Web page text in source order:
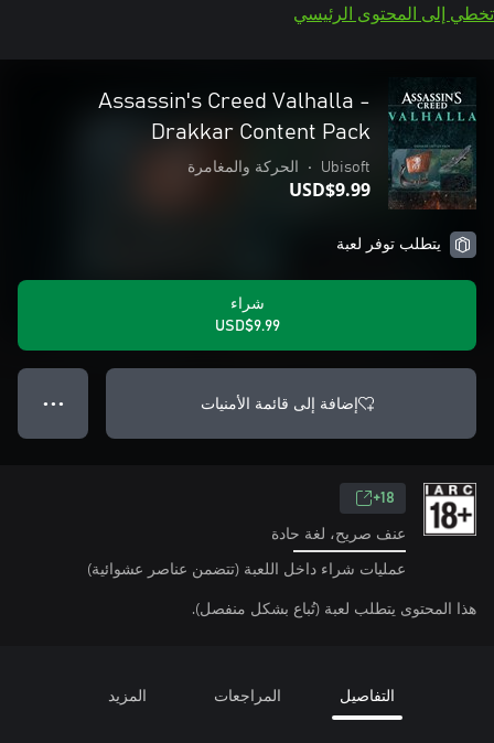
تخطي إلى المحتوى الرئيسي
Assassin's Creed Valhalla -
Drakkar Content Pack
Ubisoft
• الحركة والمغامرة
USD$9.99
يتطلب توفر لعبة
شراء
USD$9.99
إضافة إلى قائمة الأمنيات ● ● ●
18+
عنف صريح، لغة حادة
عمليات شراء داخل اللعبة (تتضمن عناصر عشوائية)
هذا المحتوى يتطلب لعبة (تُباع بشكل منفصل).
التفاصيل المراجعات المزيد